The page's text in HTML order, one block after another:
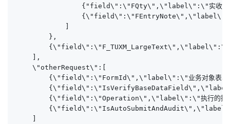
{"field\":\"FQty\",\"label\":\"实收
            ]
        },
    ],
    \"otherRequest\":[
{\"field\":\"FormId\",\"label\":\"业务对象
{\"field\":\"Operation\",\"label\":\"执行的
    ]